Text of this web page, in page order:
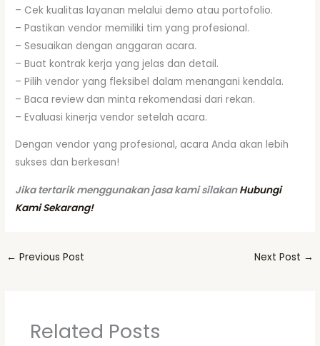
– Cek kualitas layanan melalui demo atau portofolio.
– Pastikan vendor memiliki tim yang profesional.
– Sesuaikan dengan anggaran acara.
– Buat kontrak kerja yang jelas dan detail.
– Pilih vendor yang fleksibel dalam menangani kendala.
– Baca review dan minta rekomendasi dari rekan.
– Evaluasi kinerja vendor setelah acara.
Dengan vendor yang profesional, acara Anda akan lebih
sukses dan berkesan!
Jika tertarik menggunakan jasa kami silakanHubungi
Kami Sekarang!
← Previous Post Next Post →
Related Posts